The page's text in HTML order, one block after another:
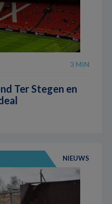
3 MIN
Ter Stegen en
NIEUWS